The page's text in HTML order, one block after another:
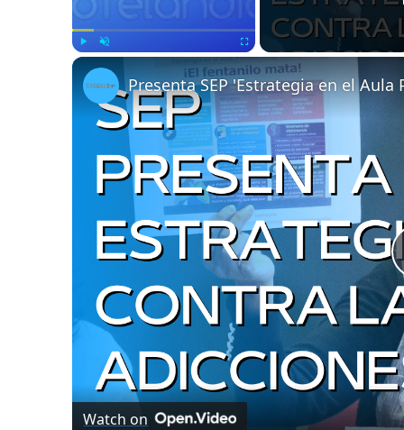
Fullscreen
Presenta SEP 'Estrategia en el
Watch on